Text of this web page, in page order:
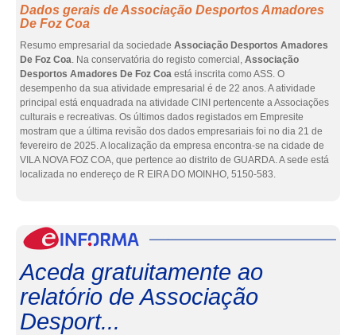
Dados gerais de Associação Desportos Amadores
De Foz Coa
Resumo empresarial da sociedade Associação Desportos Amadores
De Foz Coa. Na conservatória do registo comercial, Associação
Desportos Amadores De Foz Coa está inscrita como ASS. O
desempenho da sua atividade empresarial é de 22 anos. A atividade
principal está enquadrada na atividade CINI pertencente a Associações
culturais e recreativas. Os últimos dados registados em Empresite
mostram que a última revisão dos dados empresariais foi no dia 21 de
fevereiro de 2025. A localização da empresa encontra-se na cidade de
VILA NOVA FOZ COA, que pertence ao distrito de GUARDA. A sede está
localizada no endereço de R EIRA DO MOINHO, 5150-583.
Aceda gratuitamente ao
relatório de Associação
Desport...